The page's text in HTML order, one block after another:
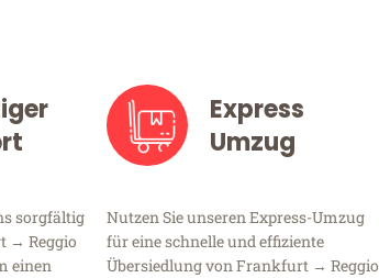
sorgfältig
→ Reggio
einen
Express
Umzug
Nutzen Sie unseren Express-Umzug
für eine schnelle und effiziente
Übersiedlung von Frankfurt → Reggio